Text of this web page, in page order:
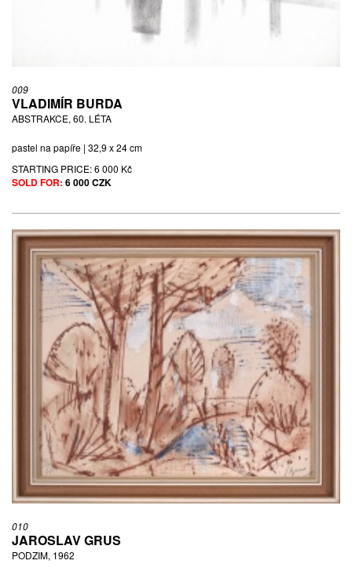
009
VLADIMÍR BURDA
ABSTRAKCE, 60. LÉTA
pastel na papíře | 32,9 x 24 cm
STARTING PRICE:6 000 Kč
SOLD FOR: 6 000 CZK
010
JAROSLAV GRUS
PODZIM, 1962